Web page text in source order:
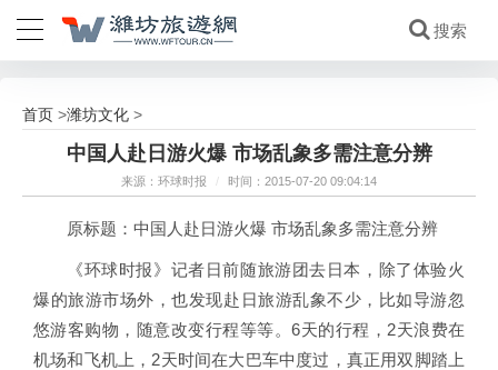
首页 >潍坊文化 >
中国人赴日游火爆 市场乱象多需注意分辨
来源：环球时报 / 时间：2015-07-20 09:04:14
原标题：中国人赴日游火爆 市场乱象多需注意分辨
《环球时报》记者日前随旅游团去日本，除了体验火
爆的旅游市场外，也发现赴日旅游乱象不少，比如导游忽
悠游客购物，随意改变行程等等。6天的行程，2天浪费在
机场和飞机上，2天时间在大巴车中度过，真正用双脚踏上